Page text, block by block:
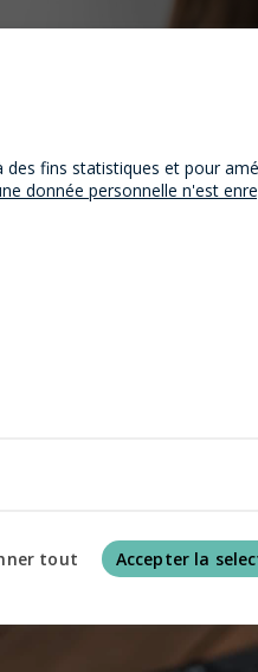
une accusation de
des fins statistiques et pour
donnée personnelle n'est
tout Accepter la